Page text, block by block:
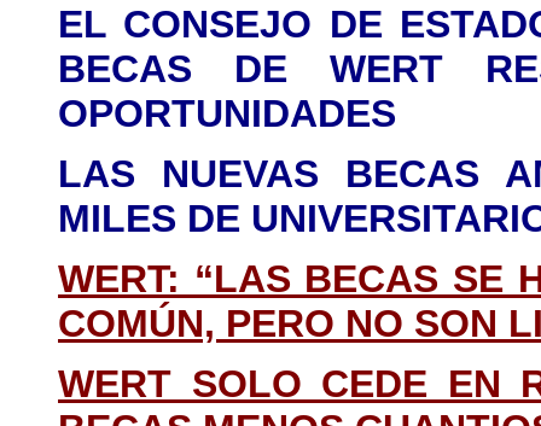
EL CONSEJO DE
BECAS DE WERT
OPORTUNIDADES
LAS NUEVAS BECAS
MILES DE
WERT: “LAS BECAS SE
COMÚN, PERO NO SON
WERT SOLO CEDE EN